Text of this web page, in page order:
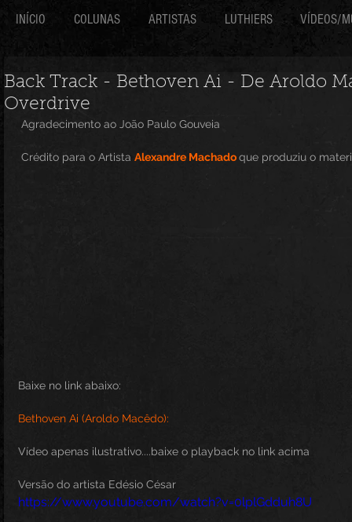
INÍCIO COLUNAS ARTISTAS LUTHIERS VÍDEOS/
Back Track - Bethoven Ai - De Aroldo
Overdrive
Agradecimento ao João Paulo Gouveia
Crédito para o Artista Alexandre Machado que produziu o
Baixe no link abaixo:
Bethoven Ai (Aroldo Macêdo):
Vídeo apenas ilustrativo....baixe o playback no link acima
Versão do artista Edésio César
https://www.youtube.com/watch?v=0lplGdduh8U